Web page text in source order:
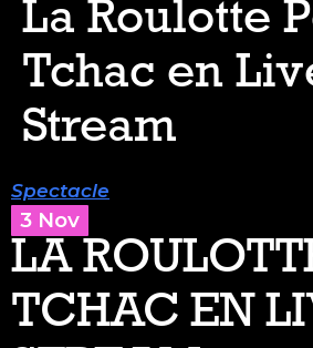
La Roulotte
Tchac en
Stream
Spectacle
3 Nov
LA
TCHAC EN